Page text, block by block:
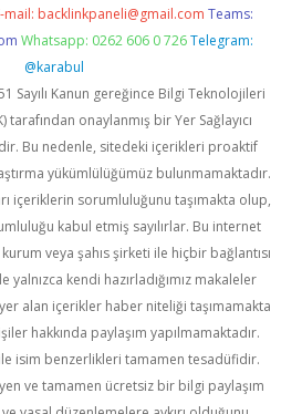
mail: backlinkpaneli@gmail.com Teams:
Whatsapp: 0262 606 0 726 Telegram:
@karabul
Sayılı Kanun gereğince Bilgi Teknolojileri
tarafından onaylanmış bir Yer Sağlayıcı
Bu nedenle, sitedeki içerikleri proaktif
yükümlülüğümüz bulunmamaktadır.
içeriklerin sorumluluğunu taşımakta olup,
kabul etmiş sayılırlar. Bu internet
veya şahıs şirketi ile hiçbir bağlantısı
yalnızca kendi hazırladığımız makaleler
alan içerikler haber niteliği taşımamakta
hakkında paylaşım yapılmamaktadır.
isim benzerlikleri tamamen tesadüfidir.
ve tamamen ücretsiz bir bilgi paylaşım